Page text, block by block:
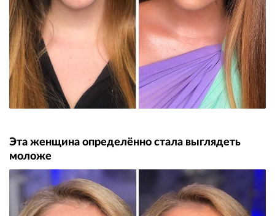
Эта женщина определённо стала выглядеть
моложе